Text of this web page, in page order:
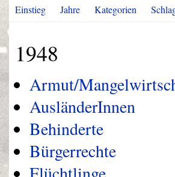
Einstieg Jahre Kategorien
1948
Armut/
AusländerInnen
Behinderte
Bürgerrechte